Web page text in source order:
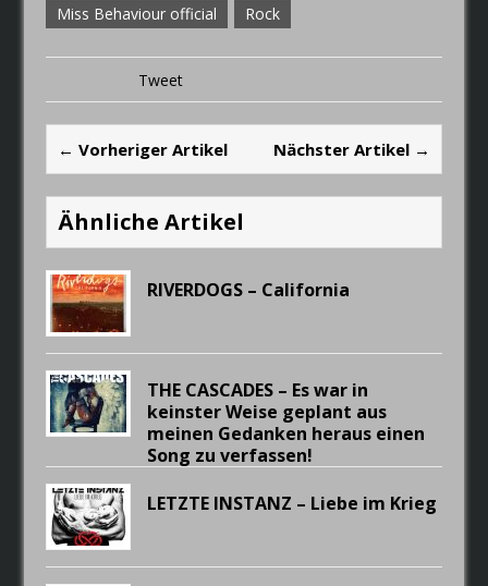
Miss Behaviour official
Rock
Tweet
← Vorheriger Artikel Nächster Artikel →
Ähnliche Artikel
RIVERDOGS – California
THE CASCADES – Es war in
keinster Weise geplant aus
meinen Gedanken heraus einen
Song zu verfassen!
LETZTE INSTANZ – Liebe im Krieg